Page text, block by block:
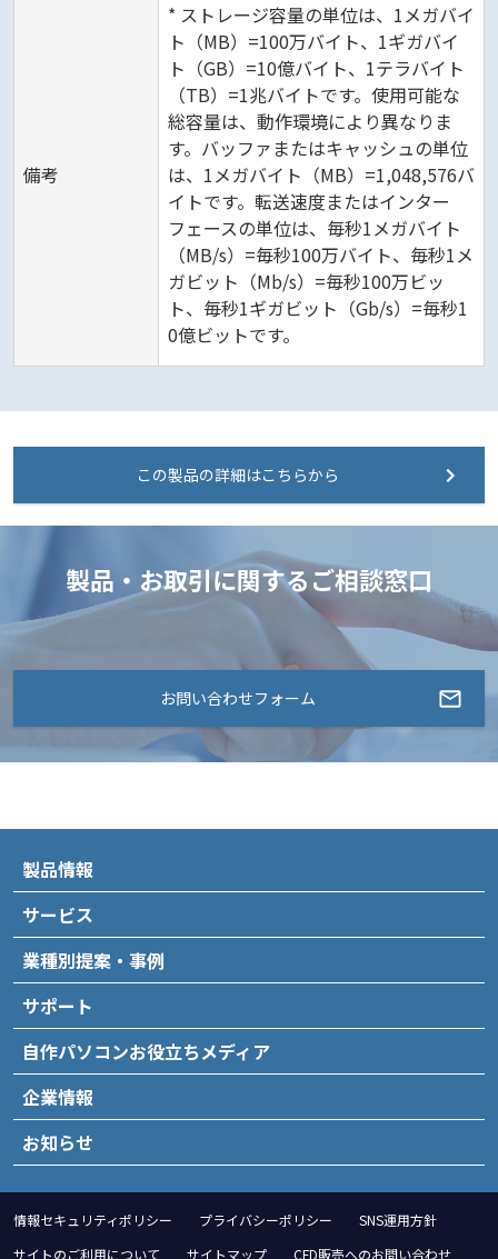
備考
* ストレージ容量の単位は、1メガバイ
ト（MB）=100万バイト、1ギガバイ
ト（GB）=10億バイト、1テラバイト
（TB）=1兆バイトです。使用可能な
総容量は、動作環境により異なりま
す。バッファまたはキャッシュの単位
は、1メガバイト（MB）=1,048,576バ
イトです。転送速度またはインター
フェースの単位は、毎秒1メガバイト
（MB/s）=毎秒100万バイト、毎秒1メ
ガビット（Mb/s）=毎秒100万ビッ
ト、毎秒1ギガビット（Gb/s）=毎秒1
0億ビットです。
この製品の詳細はこちらから
製品・お取引に関するご相談窓口
お問い合わせフォーム
製品情報
サービス
業種別提案・事例
サポート
自作パソコンお役立ちメディア
企業情報
お知らせ
情報セキュリティポリシー プライバシーポリシー
SNS運用方針
サイトのご利用について
サイトマップ CFD販売へのお問い合わせ